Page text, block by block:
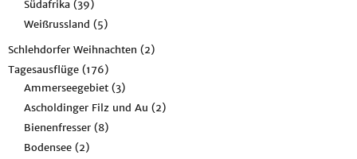
Südafrika (39)
Weißrussland (5)
Schlehdorfer Weihnachten (2)
Tagesausflüge (176)
Ammerseegebiet (3)
Ascholdinger Filz und Au (2)
Bienenfresser (8)
Bodensee (2)